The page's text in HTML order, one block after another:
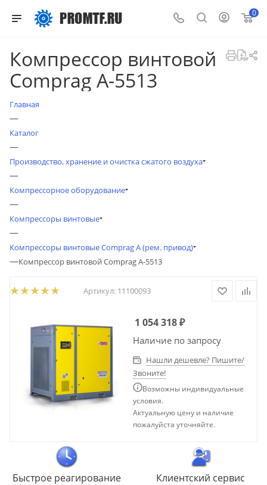
0
Компрессор винтовой
Comprag A-5513
Главная
—
Каталог
—
Производство, хранение и очистка сжатого воздуха
—
Компрессорное оборудование
—
Компрессоры винтовые
—
Компрессоры винтовые Comprag A (рем. привод)
—Компрессор винтовой Comprag A-5513
Артикул: 11100093
1 054 318₽
Наличие по запросу
Нашли дешевле? Пишите/
Звоните!
Возможны индивидуальные
условия.
Актуальную цену и наличие
пожалуйста уточняйте.
Быстрое реагирование Клиентский сервис